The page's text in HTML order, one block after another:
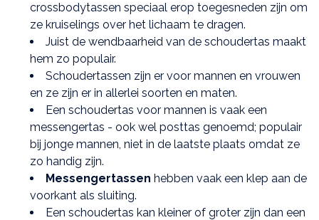
crossbodytassen speciaal erop toegesneden zijn om
ze kruiselings over het lichaam te dragen.
Juist de wendbaarheid van de schoudertas maakt
hem zo populair.
Schoudertassen zijn er voor mannen en vrouwen
en ze zijn er in allerlei soorten en maten.
Een schoudertas voor mannen is vaak een
messengertas - ook wel posttas genoemd; populair
bij jonge mannen, niet in de laatste plaats omdat ze
zo handig zijn.
Messengertassen hebben vaak een klep aan de
voorkant als sluiting.
Een schoudertas kan kleiner of groter zijn dan een